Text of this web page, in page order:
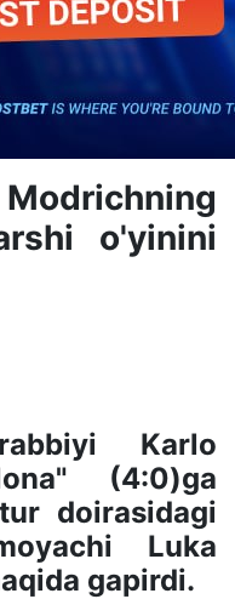
o'yinini
Karlo
(4:0)ga
doirasidagi
Luka
gapirdi.